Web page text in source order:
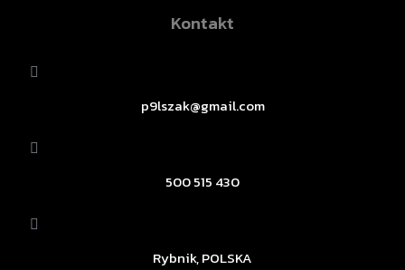
Kontakt
p9lszak@gmail.com
500 515 430
Rybnik, POLSKA